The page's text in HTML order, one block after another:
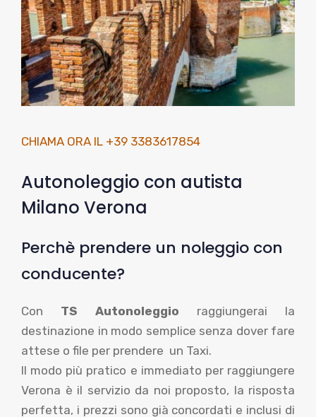
CHIAMA ORA IL +39 3383617854
Autonoleggio con autista
Milano Verona
Perchè prendere un noleggio con
conducente?
Con TS Autonoleggio raggiungerai la
destinazione in modo semplice senza dover fare
attese o file per prendere un Taxi.
Il modo più pratico e immediato per raggiungere
Verona è il servizio da noi proposto, la risposta
perfetta, i prezzi sono già concordati e inclusi di